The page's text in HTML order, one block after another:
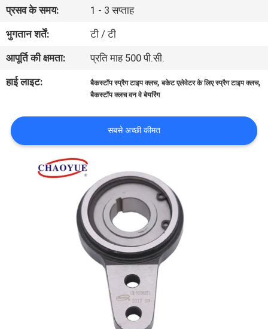
नियंत्रण
संपर्क
करें
समाचार
प्रसव के समय:
1 - 3 सप्ताह
भुगतान शर्तें:
टी / टी
आपूर्ति की क्षमता:
प्रति माह 500 पी.सी.
हाई लाइट:
बैकस्टॉप स्प्रैग टाइप क्लच,बकेट एलेवेटर के लिए स्प्रैग टाइप क्लच,
बैकस्टॉप क्लच वन वे बेयरिंग
सबसे अच्छी कीमत